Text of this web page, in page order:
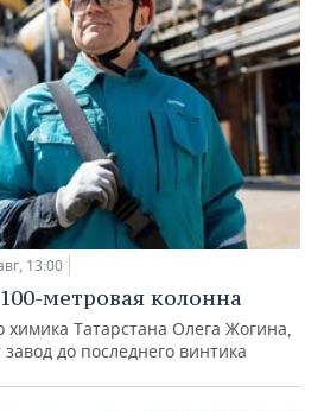
13:00
метровая колонна
химика Татарстана Олега Жогина,
до последнего винтика